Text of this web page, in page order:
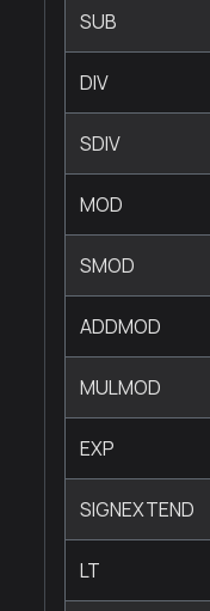
SUB
DIV
SDIV
MOD
SMOD
ADDMOD
MULMOD
EXP
SIGNEXTEND
LT